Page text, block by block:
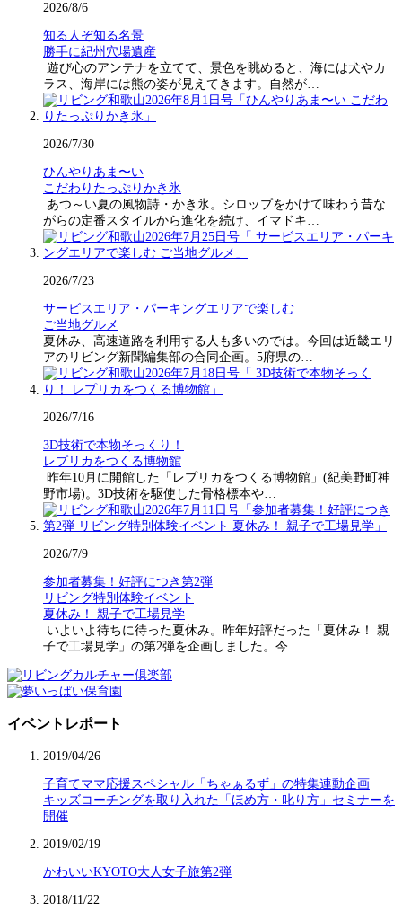
2026/8/6
知る人ぞ知る名景
勝手に紀州穴場遺産
遊び心のアンテナを立てて、景色を眺めると、海には犬やカ
ラス、海岸には熊の姿が見えてきます。自然が…
2026/7/30
ひんやりあま〜い
こだわりたっぷりかき氷
あつ～い夏の風物詩・かき氷。シロップをかけて味わう昔な
がらの定番スタイルから進化を続け、イマドキ…
2026/7/23
サービスエリア・パーキングエリアで楽しむ
ご当地グルメ
夏休み、高速道路を利用する人も多いのでは。今回は近畿エリ
アのリビング新聞編集部の合同企画。5府県の…
2026/7/16
3D技術で本物そっくり！
レプリカをつくる博物館
昨年10月に開館した「レプリカをつくる博物館」(紀美野町神
野市場)。3D技術を駆使した骨格標本や…
2026/7/9
参加者募集！好評につき第2弾
リビング特別体験イベント
夏休み！ 親子で工場見学
いよいよ待ちに待った夏休み。昨年好評だった「夏休み！ 親
子で工場見学」の第2弾を企画しました。今…
イベントレポート
2019/04/26
子育てママ応援スペシャル「ちゃぁるず」の特集連動企画
キッズコーチングを取り入れた「ほめ方・叱り方」セミナーを
開催
2019/02/19
かわいいKYOTO大人女子旅第2弾
2018/11/22